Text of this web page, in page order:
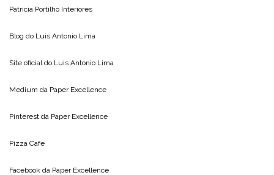
Patricia Portilho Interiores
Blog do Luis Antonio Lima
Site oficial do Luis Antonio Lima
Medium da Paper Excellence
Pinterest da Paper Excellence
Pizza Cafe
Facebook da Paper Excellence